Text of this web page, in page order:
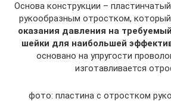
Основа конструкции –
рукообразным отростком, который
оказания давления на
шейки для наибольшей
основано на упругости
изготавливается
фото: пластина с отростком